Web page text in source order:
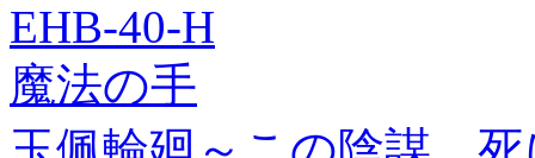
EHB-40-H
魔法の手